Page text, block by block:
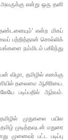
என்று ஒரு தனி
தண்டனையும்' என்ற மிகப்
பற்றித்தான் சொல்லிக்
நம்மிடம் பகிர்ந்து
விழா, தமிழில் எனக்கு
தலைமை ஆசிரியை.
படிப்பதில் ஆர்வம்.
முதுகலை பயில
முடித்தவுடன் மதுரை
முனைவர் பட்ட படிப்பு